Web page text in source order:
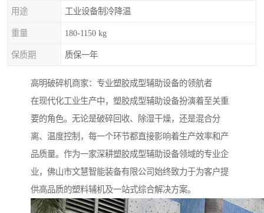
用途 工业设备制冷降温
重量 180-1150 kg
保质期 质保一年
高明破碎机商家：专业塑胶成型辅助设备的领航者
在现代化工业生产中，塑胶成型辅助设备扮演着至关重
要的角色。无论是破碎回收、除湿干燥，还是混合分
离、温度控制，每一个环节都直接影响着生产效率和产
品质量。作为一家深耕塑胶成型辅助设备领域的专业企
业，佛山市文慧智能装备有限公司始终致力于为客户提
供高品质的塑料辅机及一站式综合解决方案。